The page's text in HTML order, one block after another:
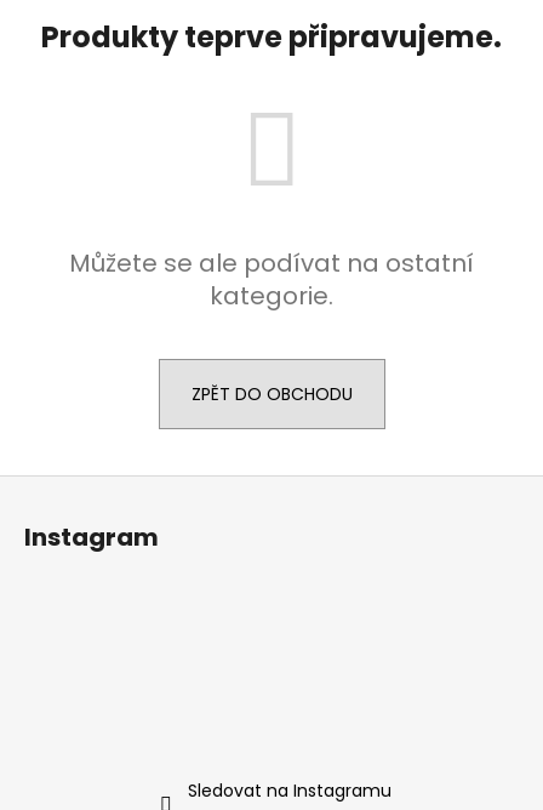
Produkty teprve připravujeme.
Můžete se ale podívat na ostatní
kategorie.
ZPĚT DO OBCHODU
Instagram
Sledovat na Instagramu